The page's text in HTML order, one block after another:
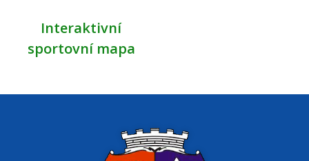
Interaktivní
sportovní mapa